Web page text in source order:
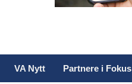
VA Nytt Partnere i Fokus